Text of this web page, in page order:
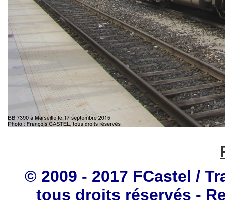
© 2009 - 2017 FCastel /
tous droits réservés -